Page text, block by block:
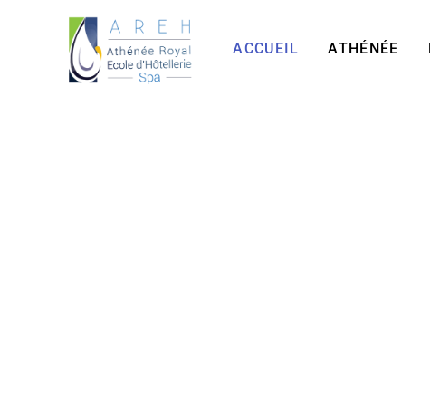
ACCUEIL ATHÉNÉE